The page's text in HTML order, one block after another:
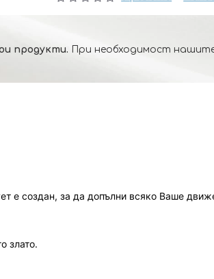
продукти. При необходимост
е создан, за да допълни всяко Ваше
злато.